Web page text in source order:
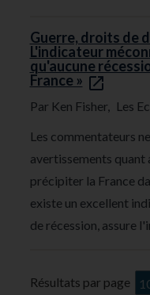
Guerre, droits de
L'indicateur
qu'aucune
France »
Par Ken Fisher, Les
Les commentateurs
avertissements quant
précipiter la France
existe un excellent
de récession, assure
Résultats par page